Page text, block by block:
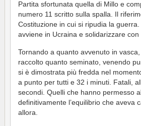
Partita sfortunata quella di Millo e
numero 11 scritto sulla spalla. Il
Costituzione in cui si ripudia la
avviene in Ucraina e solidarizzare
Tornando a quanto avvenuto in
raccolto quanto seminato, venendo
si è dimostrata più fredda nel
a punto per tutti e 32 i minuti. Fatali,
secondi. Quelli che hanno permesso
definitivamente l’equilibrio che aveva
allora.